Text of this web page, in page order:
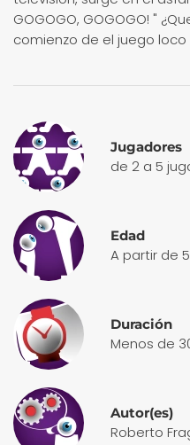
GOGOGO, GOGOGO! "
comienzo de el juego loco
Jugadores
de 2 a 5
Edad
A partir de
Duración
Menos de
Autor(es)
Roberto